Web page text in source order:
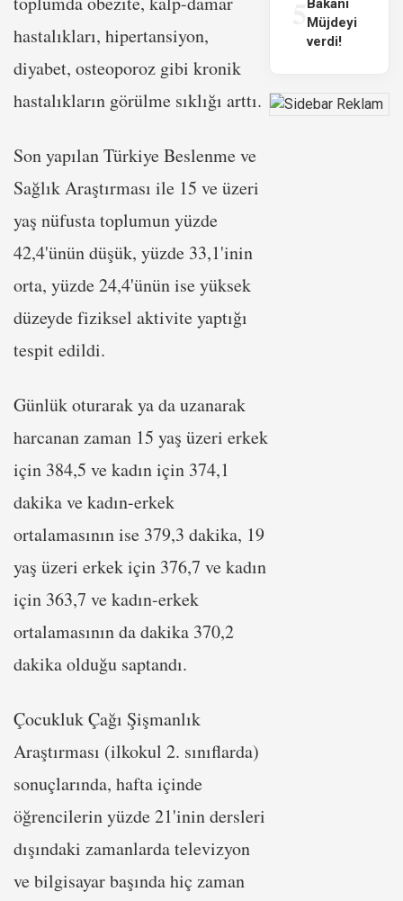
hastalıkları, hipertansiyon,
diyabet, osteoporoz gibi kronik
hastalıkların görülme sıklığı arttı.
Son yapılan Türkiye Beslenme ve
Sağlık Araştırması ile 15 ve üzeri
yaş nüfusta toplumun yüzde
42,4'ünün düşük, yüzde 33,1'inin
orta, yüzde 24,4'ünün ise yüksek
düzeyde fiziksel aktivite yaptığı
tespit edildi.
Günlük oturarak ya da uzanarak
harcanan zaman 15 yaş üzeri erkek
için 384,5 ve kadın için 374,1
dakika ve kadın-erkek
ortalamasının ise 379,3 dakika, 19
yaş üzeri erkek için 376,7 ve kadın
için 363,7 ve kadın-erkek
ortalamasının da dakika 370,2
dakika olduğu saptandı.
Çocukluk Çağı Şişmanlık
Araştırması (ilkokul 2. sınıflarda)
sonuçlarında, hafta içinde
öğrencilerin yüzde 21'inin dersleri
dışındaki zamanlarda televizyon
ve bilgisayar başında hiç zaman
Bakanı
Müjdeyi
verdi!